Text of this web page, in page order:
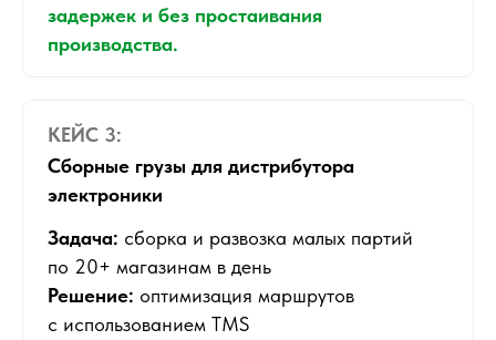
задержек и без простаивания
производства.
КЕЙС 3:
Сборные грузы для дистрибутора
электроники
Задача: сборка и развозка малых партий
по 20+ магазинам в день
Решение: оптимизация маршрутов
с использованием TMS